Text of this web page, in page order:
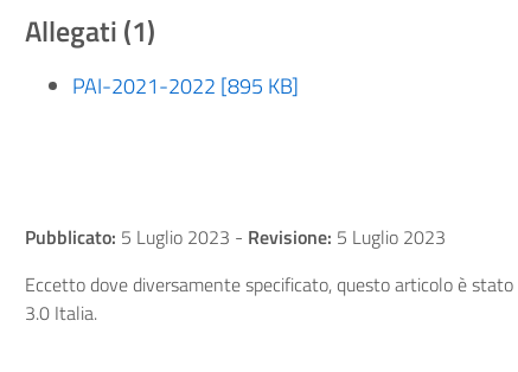
Allegati (1)
PAI-2021-2022 [895 KB]
Pubblicato: 5 Luglio 2023 - Revisione: 5 Luglio 2023
Eccetto dove diversamente specificato, questo articolo è
3.0 Italia.